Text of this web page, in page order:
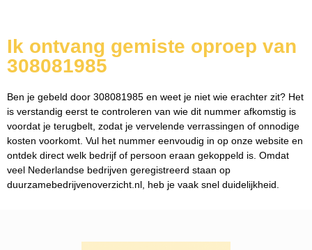
Ik ontvang gemiste oproep van
308081985
Ben je gebeld door 308081985 en weet je niet wie erachter zit? Het
is verstandig eerst te controleren van wie dit nummer afkomstig is
voordat je terugbelt, zodat je vervelende verrassingen of onnodige
kosten voorkomt. Vul het nummer eenvoudig in op onze website en
ontdek direct welk bedrijf of persoon eraan gekoppeld is. Omdat
veel Nederlandse bedrijven geregistreerd staan op
duurzamebedrijvenoverzicht.nl, heb je vaak snel duidelijkheid.